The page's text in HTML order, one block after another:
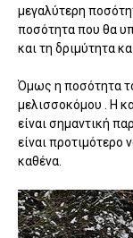
μεγαλύτερη
ποσότητα που θα
και τη δριμύτητα
Όμως η ποσότητα
μελισσοκόμου . Η
είναι σημαντική
είναι προτιμότερο
καθένα.